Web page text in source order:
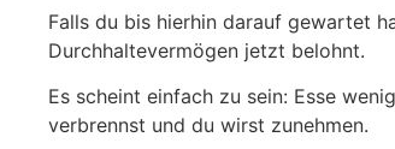
Falls du bis hierhin darauf gewartet
Durchhaltevermögen jetzt belohnt.
Es scheint einfach zu sein: Esse
verbrennst und du wirst zunehmen.